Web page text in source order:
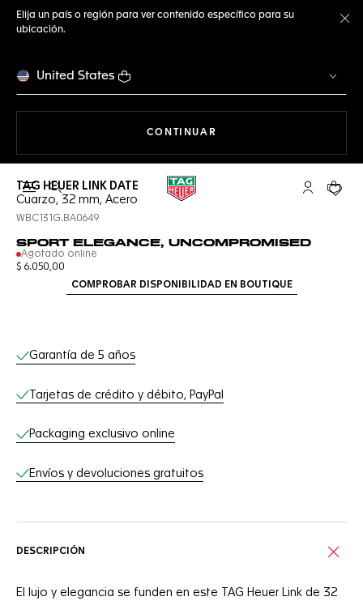
Elija un país o región para ver contenido específico para su
ubicación.
United States
CONTINUAR
Abrir el menú de búsqueda Cuenta Mi
Su
TAG HEUER LINK DATE
Cuarzo, 32 mm, Acero
WBC131G.BA0649
SPORT ELEGANCE, UNCOMPROMISED
Agotado online
$ 6.050,00
COMPROBAR DISPONIBILIDAD EN BOUTIQUE
Servicios online
Garantía de 5 años
Tarjetas de crédito y débito, PayPal
Packaging exclusivo online
Envíos y devoluciones gratuitos
DESCRIPCIÓN
El lujo y elegancia se funden en este TAG Heuer Link de 32